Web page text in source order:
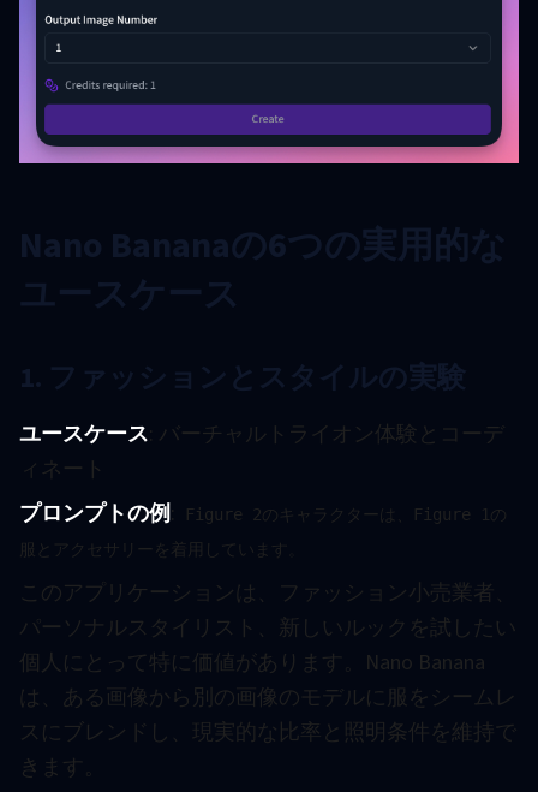
Nano Bananaの6つの実用的な
ユースケース
1. ファッションとスタイルの実験
ユースケース: バーチャルトライオン体験とコーデ
ィネート
プロンプトの例:
Figure 2のキャラクターは、Figure 1の
服とアクセサリーを着用しています。
このアプリケーションは、ファッション小売業者、
パーソナルスタイリスト、新しいルックを試したい
個人にとって特に価値があります。Nano Banana
は、ある画像から別の画像のモデルに服をシームレ
スにブレンドし、現実的な比率と照明条件を維持で
きます。